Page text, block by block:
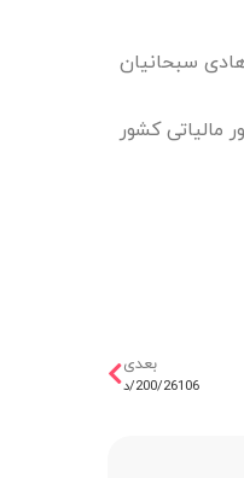
سبحانیان
مالیاتی کشور
بعدی
200/26106/د